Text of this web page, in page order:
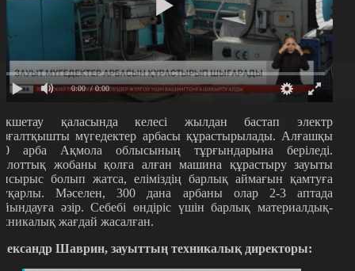
0:00 / 0:00
қаласында келесі жылдан бастап электр
мүгедектер арбасы құрастырылады. Алғашқы
арба Ақмола облысының тұрғындарына беріледі.
жобаны қолға алған машина құрастыру зауыты
болып жатса, еліміздің барлық аймағын қамтуға
Мәселен, 300 дана арбаны олар 2-3 аптада
әзір. Себебі өндіріс үшін барлық материалдық-
жағдай жасалған.
Шаврин, зауыттың техникалық директоры: